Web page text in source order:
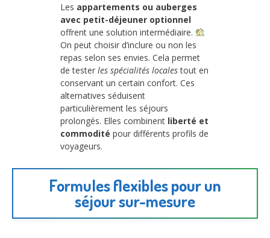
Les appartements ou auberges
avec petit-déjeuner optionnel
offrent une solution intermédiaire.
On peut choisir d’inclure ou non les
repas selon ses envies. Cela permet
de tester les spécialités localestout en
conservant un certain confort. Ces
alternatives séduisent
particulièrement les séjours
prolongés. Elles combinent liberté et
commodité pour différents profils de
voyageurs.
Formules flexibles pour un
séjour sur-mesure